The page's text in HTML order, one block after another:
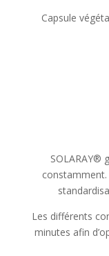
Capsule
SOLARAY®
Les différents
minutes afin